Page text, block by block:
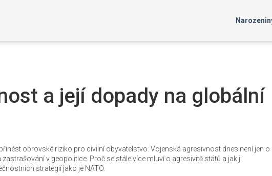
a její dopady na globální
obrovské riziko pro civilní obyvatelstvo. Vojenská agresivnost dnes není jen o
v geopolitice. Proč se stále více mluví o agresivitě států a jak ji
strategií jako je NATO.